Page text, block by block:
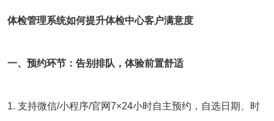
体检管理系统如何提升体检中心客户满意度
一、预约环节：告别排队，体验前置舒适
1. 支持微信/小程序/官网7×24小时自主预约，自选日期、时